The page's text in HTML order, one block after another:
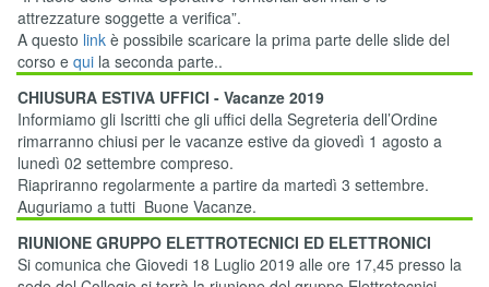
attrezzature soggette a verifica”.
A questo link è possibile scaricare la prima parte delle slide del
corso e qui la seconda parte..
CHIUSURA ESTIVA UFFICI - Vacanze 2019
Informiamo gli Iscritti che gli uffici della Segreteria dell’Ordine
rimarranno chiusi per le vacanze estive da giovedì 1 agosto a
lunedì 02 settembre compreso.
Riapriranno regolarmente a partire da martedì 3 settembre.
Auguriamo a tutti Buone Vacanze.
RIUNIONE GRUPPO ELETTROTECNICI ED ELETTRONICI
Si comunica che Giovedi 18 Luglio 2019 alle ore 17,45 presso la